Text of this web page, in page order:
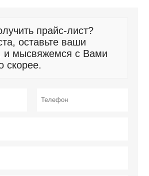
прайс-лист?
оставьте ваши
и мысвяжемся с Вами
скорее.